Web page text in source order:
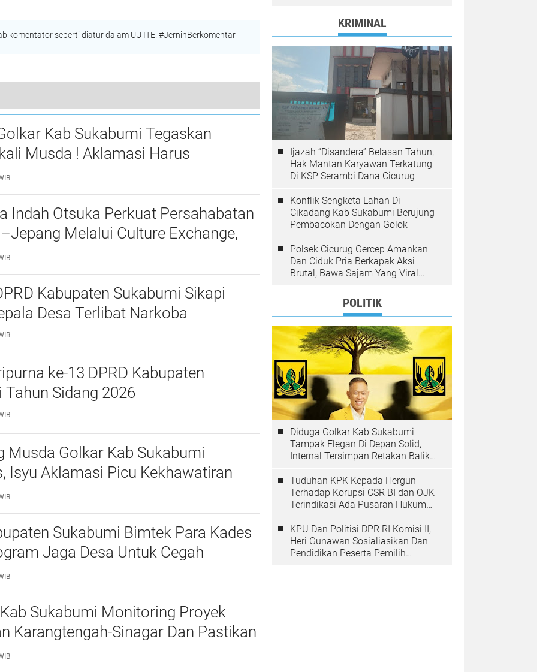
komentator seperti diatur dalam UU ITE. #JernihBerkomentar
Sukabumi Bahas Peristiwa di Desa Tangkil Cidahu
Kab Sukabumi Tegaskan
Musda ! Aklamasi Harus
Dan Transparan
Indah Otsuka Perkuat Persahabatan
Melalui Culture Exchange,
Bersatu Wujudkan Masa Depan
Kabupaten Sukabumi Sikapi
Desa Terlibat Narkoba
ke-13 DPRD Kabupaten
Tahun Sidang 2026
Musda Golkar Kab Sukabumi
Isyu Aklamasi Picu Kekhawatiran
Demokrasi Internal
Sukabumi Bimtek Para Kades
Jaga Desa Untuk Cegah
Dana Desa
Sukabumi Monitoring Proyek
Karangtengah-Sinagar Dan Pastikan
Spesifikasi Teknis
KRIMINAL
Ijazah “Disandera” Belasan Tahun,
Hak Mantan Karyawan Terkatung
Di KSP Serambi Dana Cicurug
Konflik Sengketa Lahan Di
Cikadang Kab Sukabumi Berujung
Pembacokan Dengan Golok
Polsek Cicurug Gercep Amankan
Dan Ciduk Pria Berkapak Aksi
Brutal, Bawa Sajam Yang Viral
POLITIK
Diduga Golkar Kab Sukabumi
Tampak Elegan Di Depan Solid,
Internal Tersimpan Retakan Balik
Tuduhan KPK Kepada Hergun
Terhadap Korupsi CSR BI dan OJK
Terindikasi Ada Pusaran Hukum
KPU Dan Politisi DPR RI Komisi II,
Heri Gunawan Sosialiasikan Dan
Pendidikan Peserta Pemilih